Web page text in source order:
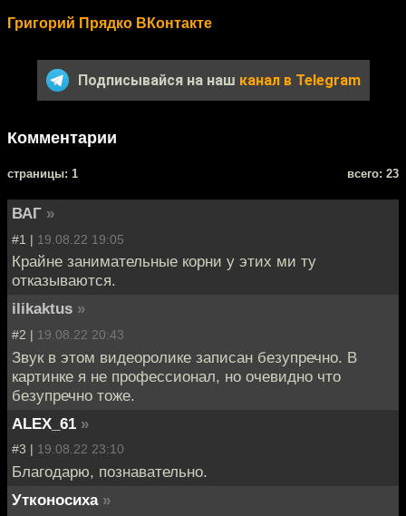
Григорий Прядко ВКонтакте
Подписывайся на наш канал в Telegram
Комментарии
cтраницы: 1 всего: 23
ВАГ »
#1 | 19.08.22 19:05
Крайне занимательные корни у этих ми ту
отказываются.
ilikaktus »
#2 | 19.08.22 20:43
Звук в этом видеоролике записан безупречно. В
картинке я не профессионал, но очевидно что
безупречно тоже.
ALEX_61 »
#3 | 19.08.22 23:10
Благодарю, познавательно.
Утконосиха »